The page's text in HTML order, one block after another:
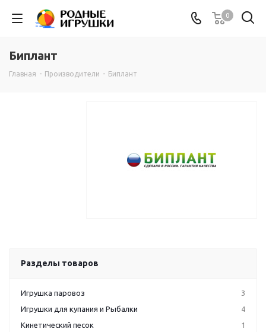
0
Биплант
Главная - Производители - Биплант
Разделы товаров
Игрушка паровоз
3
Игрушки для купания и Рыбалки
4
Кинетический песок
1